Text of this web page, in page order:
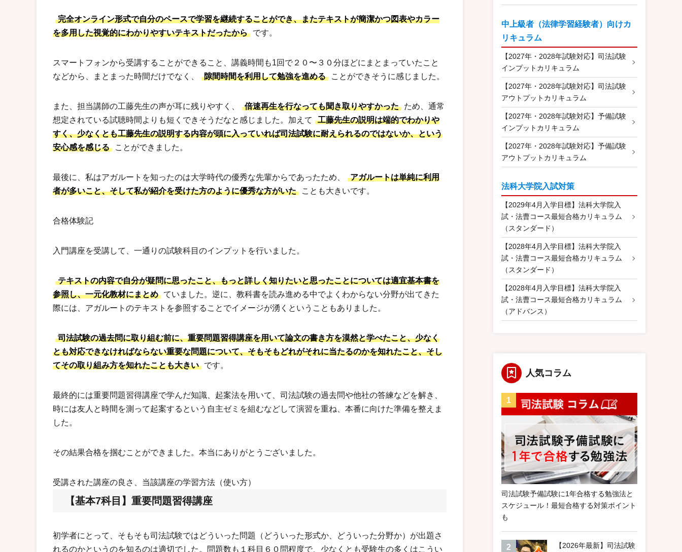
完全オンライン形式で自分のペースで学習を継続することができ、またテキストが簡潔かつ図表やカラー
を多用した視覚的にわかりやすいテキストだったから
です。
スマートフォンから受講することができること、講義時間も1回で２０〜３０分ほどにまとまっていたこと
などから、まとまった時間だけでなく、
隙間時間を利用して勉強を進める ことができそうに感じました。
また、担当講師の工藤先生の声が耳に残りやすく、 倍速再生を行なっても聞き取りやすかった
ため、通常
想定されている試聴時間よりも短くできそうだなと感じました。加えて
工藤先生の説明は端的でわかりや
すく、少なくとも工藤先生の説明する内容が頭に入っていれば司法試験に耐えられるのではないか、という
安心感を感じる
ことができました。
最後に、私はアガルートを知ったのは大学時代の優秀な先輩からであったため、
アガルートは単純に利用
者が多いこと、そして私が紹介を受けた方のように優秀な方がいた
ことも大きいです。
合格体験記
入門講座を受講して、一通りの試験科目のインプットを行いました。
テキストの内容で自分が疑問に思ったこと、もっと詳しく知りたいと思ったことについては適宜基本書を
参照し、一元化教材にまとめ ていました。逆に、教科書を読み進める中でよくわからない分野が出てきた
際には、アガルートのテキストを参照することでイメージが湧くということもありました。
司法試験の過去問に取り組む前に、重要問題習得講座を用いて論文の書き方を漠然と学べたこと、少なく
とも対応できなければならない重要な問題について、そもそもどれがそれに当たるのかを知れたこと、そし
てその取り組み方を知れたことも大きい
です。
最終的には重要問題習得講座で学んだ知識、起案法を用いて、司法試験の過去問や他社の答練などを解き、
時には友人と時間を測って起案するという自主ゼミを組むなどして演習を重ね、本番に向けた準備を整えま
した。
その結果合格を掴むことができました。本当にありがとうございました。
受講された講座の良さ、当該講座の学習方法（使い方）
【基本7科目】重要問題習得講座
初学者にとって、そもそも司法試験ではどういった問題（どういった形式か、どういった分野か）が出題さ
れるのかというのを知るのは適切でした。問題数も１科目６０問程度で、少なくとも受験生の多くはこうい
中上級者（法律学習経験者）向けカ
リキュラム
【2027年・2028年試験対応】司法試験
インプットカリキュラム
【2027年・2028年試験対応】司法試験
アウトプットカリキュラム
【2027年・2028年試験対応】予備試験
インプットカリキュラム
【2027年・2028年試験対応】予備試験
アウトプットカリキュラム
法科大学院入試対策
【2029年4月入学目標】法科大学院入
試・法曹コース最短合格カリキュラム
（スタンダード）
【2028年4月入学目標】法科大学院入
試・法曹コース最短合格カリキュラム
（スタンダード）
【2028年4月入学目標】法科大学院入
試・法曹コース最短合格カリキュラム
（アドバンス）
人気コラム
司法試験予備試験に1年合格する勉強法と
スケジュール！最短合格する対策ポイント
も
【2026年最新】司法試験